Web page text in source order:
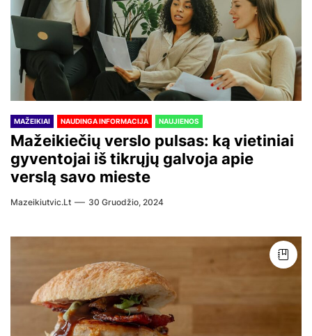
MAŽEIKIAI NAUDINGA INFORMACIJA NAUJIENOS
Mažeikiečių verslo pulsas: ką vietiniai
gyventojai iš tikrųjų galvoja apie
verslą savo mieste
Mazeikiutvic.lt 30 Gruodžio, 2024